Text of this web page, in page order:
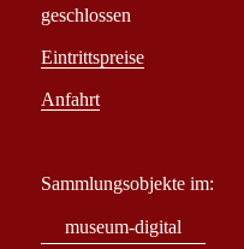
geschlossen
Eintrittspreise
Anfahrt
Sammlungsobjekte im:
museum-digital